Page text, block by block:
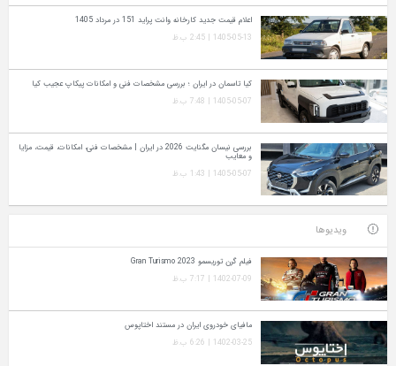
اعلام قیمت جدید کارخانه وانت پراید 151 در مرداد 1405
1405-05-13 | 2:45 ب.ظ
کیا تاسمان در ایران ؛ بررسی مشخصات فنی و امکانات پیکاپ عجیب کیا
1405-05-07 | 7:48 ب.ظ
بررسی نیسان مگنایت 2026 در ایران | مشخصات فنی، امکانات، قیمت، مزایا
و معایب
1405-05-07 | 1:43 ب.ظ
ویدیوها
فیلم گرن توریسمو Gran Turismo 2023
1402-07-09 | 7:17 ب.ظ
مافیای خودروی ایران در مستند اختاپوس
1402-03-25 | 6:26 ب.ظ